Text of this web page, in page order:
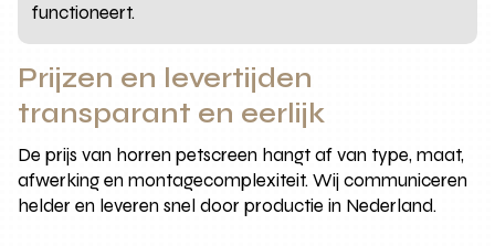
functioneert.
Prijzen en levertijden
transparant en eerlijk
De prijs van horren petscreen hangt af van type, maat,
afwerking en montagecomplexiteit. Wij communiceren
helder en leveren snel door productie in Nederland.